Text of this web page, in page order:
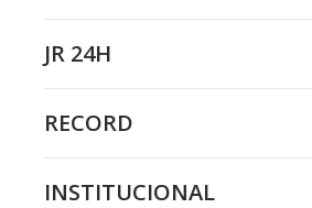
JR 24H
RECORD
INSTITUCIONAL